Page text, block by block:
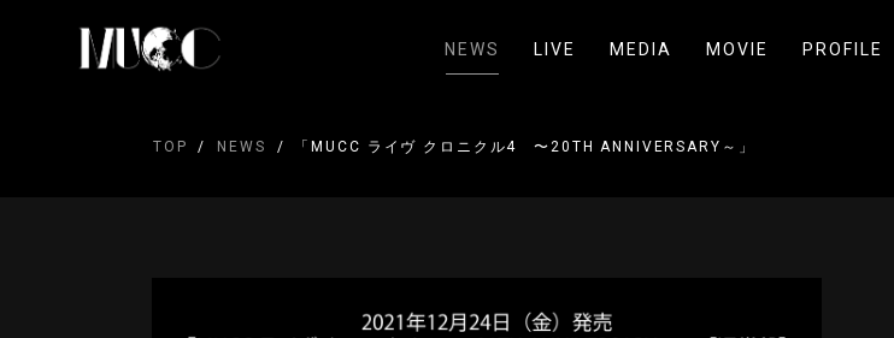
NEWS LIVE MEDIA MOVIE PROFILE
TOP NEWS 「MUCC ライヴ クロニクル4 〜20TH ANNIVERSARY～」【通常盤】購入者